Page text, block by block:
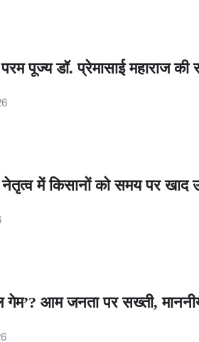
पूज्य डॉ. प्रेमासाई महाराज
नेतृत्व में किसानों को समय पर
आम जनता पर सख्ती,